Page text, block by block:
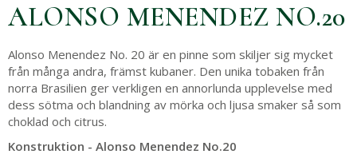
ALONSO MENENDEZ NO.20
Alonso Menendez No. 20 är en pinne som skiljer sig mycket
från många andra, främst kubaner. Den unika tobaken från
norra Brasilien ger verkligen en annorlunda upplevelse med
dess sötma och blandning av mörka och ljusa smaker så som
choklad och citrus.
Konstruktion - Alonso Menendez No.20